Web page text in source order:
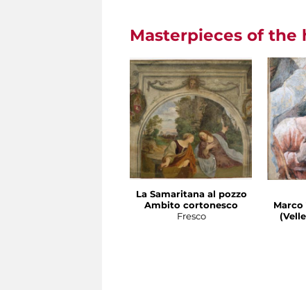
Masterpieces of the
La Samaritana al pozzo
Ambito cortonesco
Fresco
(Velletri